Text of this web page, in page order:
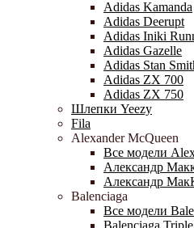
Adidas Kamanda
Adidas Deerupt
Adidas Iniki
Adidas Gazelle
Adidas Stan
Adidas ZX 700
Adidas ZX 750
Шлепки Yeezy
Fila
Alexander McQueen
Все модели
Александр
Александр
Balenciaga
Все модели
Balenciaga